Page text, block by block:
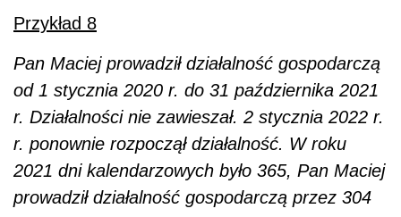
Przykład 8
Pan Maciej prowadził działalność gospodarczą
od 1 stycznia 2020 r. do 31 października 2021
r. Działalności nie zawieszał. 2 stycznia 2022 r.
r. ponownie rozpoczął działalność. W roku
2021 dni kalendarzowych było 365, Pan Maciej
prowadził działalność gospodarczą przez 304